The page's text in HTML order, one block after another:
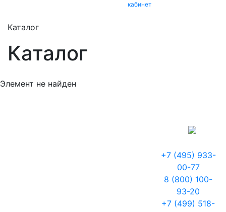
кабинет
Каталог
Каталог
Элемент не найден
+7 (495) 933-
00-77
8 (800) 100-
93-20
+7 (499) 518-